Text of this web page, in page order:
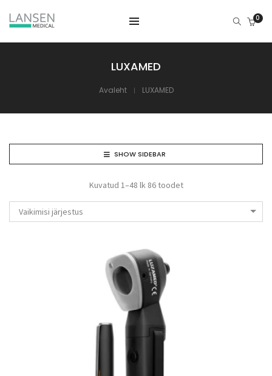
0
LUXAMED
Avaleht LUXAMED
SHOW SIDEBAR
Kuvatud 1–48 lk 86 toodet
Vaikimisi järjestus